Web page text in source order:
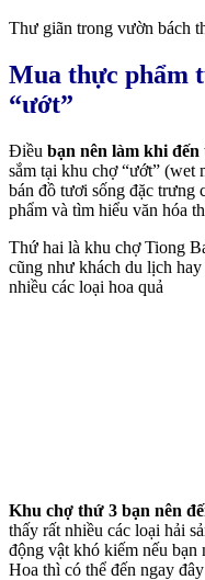
Thư giãn trong vườn bách
Mua thực phẩm
“ướt”
Điều bạn nên làm khi đến
sắm tại khu chợ “ướt”
bán đồ tươi sống đặc trưng
phẩm và tìm hiểu văn hóa
Thứ hai là khu chợ Tiong
cũng như khách du lịch
nhiều các loại hoa quả
Khu chợ thứ 3 bạn nên
thấy rất nhiều các loại hải
động vật khó kiếm nếu
Hoa thì có thể đến ngay đây